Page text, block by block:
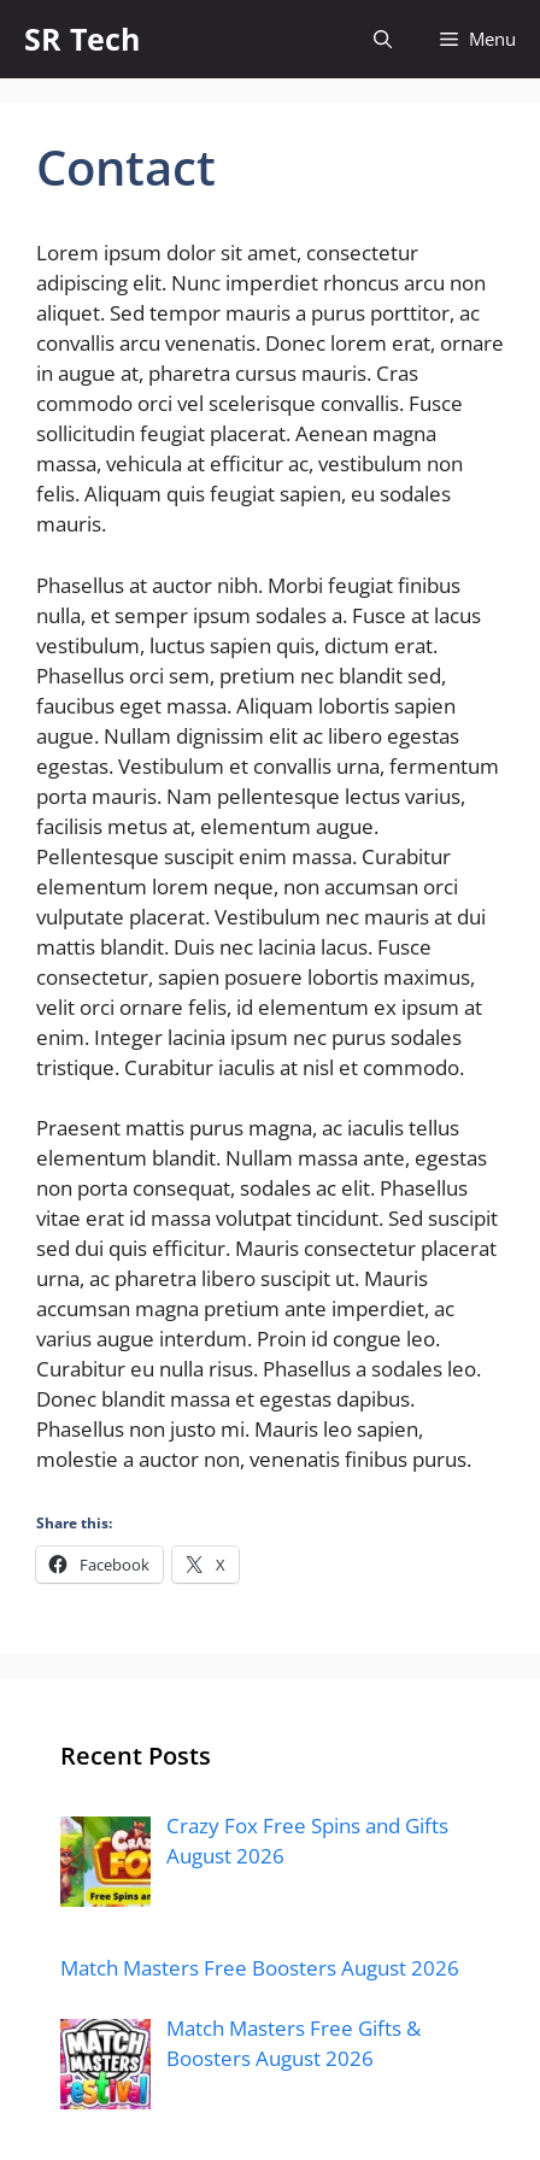
content
SR Tech Menu
Contact
Lorem ipsum dolor sit amet, consectetur
adipiscing elit. Nunc imperdiet rhoncus arcu non
aliquet. Sed tempor mauris a purus porttitor, ac
convallis arcu venenatis. Donec lorem erat, ornare
in augue at, pharetra cursus mauris. Cras
commodo orci vel scelerisque convallis. Fusce
sollicitudin feugiat placerat. Aenean magna
massa, vehicula at efficitur ac, vestibulum non
felis. Aliquam quis feugiat sapien, eu sodales
mauris.
Phasellus at auctor nibh. Morbi feugiat finibus
nulla, et semper ipsum sodales a. Fusce at lacus
vestibulum, luctus sapien quis, dictum erat.
Phasellus orci sem, pretium nec blandit sed,
faucibus eget massa. Aliquam lobortis sapien
augue. Nullam dignissim elit ac libero egestas
egestas. Vestibulum et convallis urna, fermentum
porta mauris. Nam pellentesque lectus varius,
facilisis metus at, elementum augue.
Pellentesque suscipit enim massa. Curabitur
elementum lorem neque, non accumsan orci
vulputate placerat. Vestibulum nec mauris at dui
mattis blandit. Duis nec lacinia lacus. Fusce
consectetur, sapien posuere lobortis maximus,
velit orci ornare felis, id elementum ex ipsum at
enim. Integer lacinia ipsum nec purus sodales
tristique. Curabitur iaculis at nisl et commodo.
Praesent mattis purus magna, ac iaculis tellus
elementum blandit. Nullam massa ante, egestas
non porta consequat, sodales ac elit. Phasellus
vitae erat id massa volutpat tincidunt. Sed suscipit
sed dui quis efficitur. Mauris consectetur placerat
urna, ac pharetra libero suscipit ut. Mauris
accumsan magna pretium ante imperdiet, ac
varius augue interdum. Proin id congue leo.
Curabitur eu nulla risus. Phasellus a sodales leo.
Donec blandit massa et egestas dapibus.
Phasellus non justo mi. Mauris leo sapien,
molestie a auctor non, venenatis finibus purus.
Share this:
Facebook X
Recent Posts
Crazy Fox Free Spins and Gifts
August 2026
Match Masters Free Boosters August 2026
Match Masters Free Gifts &
Boosters August 2026